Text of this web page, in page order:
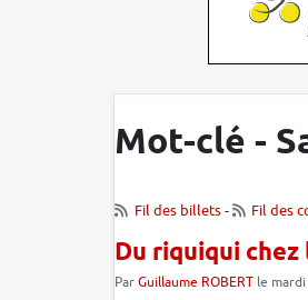
Mot-clé -
Fil des billets- Fil des
Du riquiqui chez
Par Guillaume ROBERT le